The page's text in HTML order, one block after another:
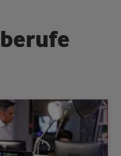
berufe